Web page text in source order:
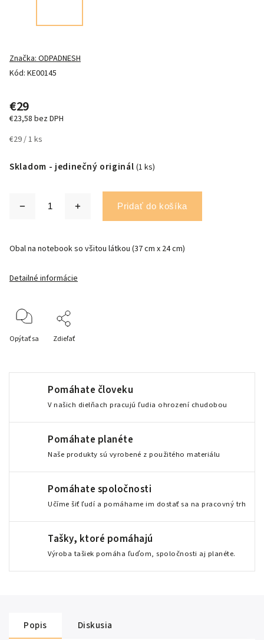
Kód: KE00145
Značka:ODPADNESH
€29
€23,58 bez DPH
€29 / 1 ks
Skladom - jedinečný originál (1 ks)
Pridať do košíka
Obal na notebook so všitou látkou (37 cm x 24 cm)
Detailné informácie
Opýtať sa Zdieľať
Pomáhate človeku
V našich dielňach pracujú ľudia ohrození chudobou
Pomáhate planéte
Naše produkty sú vyrobené z použitého materiálu
Pomáhate spoločnosti
Učíme šiť ľudí a pomáhame im dostať sa na pracovný trh
Tašky, ktoré pomáhajú
Výroba tašiek pomáha ľuďom, spoločnosti aj planéte.
Popis Diskusia